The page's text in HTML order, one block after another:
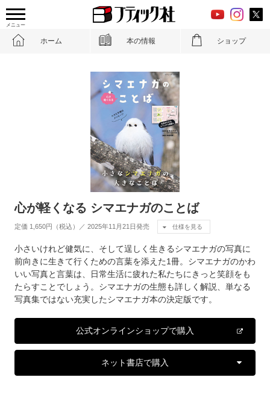
メニュー
ホーム 本の情報 ショップ
心が軽くなる シマエナガのことば
定価 1,650円（税込）／ 2025年11月21日発売 仕様を見る
小さいけれど健気に、そして逞しく生きるシマエナガの写真に
前向きに生きて行くための言葉を添えた1冊。シマエナガのかわ
いい写真と言葉は、日常生活に疲れた私たちにきっと笑顔をも
たらすことでしょう。シマエナガの生態も詳しく解説、単なる
写真集ではない充実したシマエナガ本の決定版です。
公式オンラインショップで購入
ネット書店で購入